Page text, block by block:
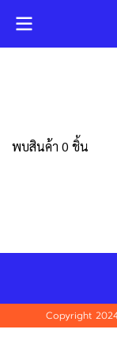
พบสินค้า 0 ชิ้น
Copyright